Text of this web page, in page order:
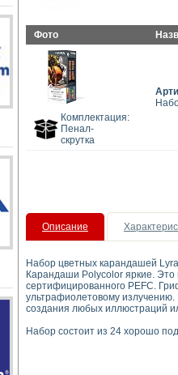
Фото
Комплектация:
Пенал-
скрутка
Описание
Набор цветных карандашей
Карандаши Polycolor яркие. Это
сертифицированного PEFC.
ультрафиолетовому
создания любых иллюстраций
Набор состоит из 24 хорошо